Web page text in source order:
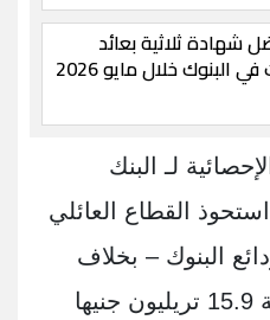
شهادة ثلاثية بعائد
شهري ثابت في البنوك خلال مايو 2026
لـ البنك
القطاع العائلي
ودائع البنوك – بخلاف
البنك المركزي – والبالغة 15.9 تريليون جنيها